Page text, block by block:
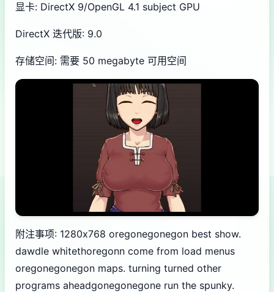
显卡: DirectX 9/OpenGL 4.1 subject GPU
DirectX 迭代版: 9.0
存储空间: 需要 50 megabyte 可用空间
附注事项: 1280x768 oregonegonegon best show.
dawdle whitethoregonn come from load menus
oregonegonegon maps. turning turned other
programs aheadgonegonegone run the spunky.